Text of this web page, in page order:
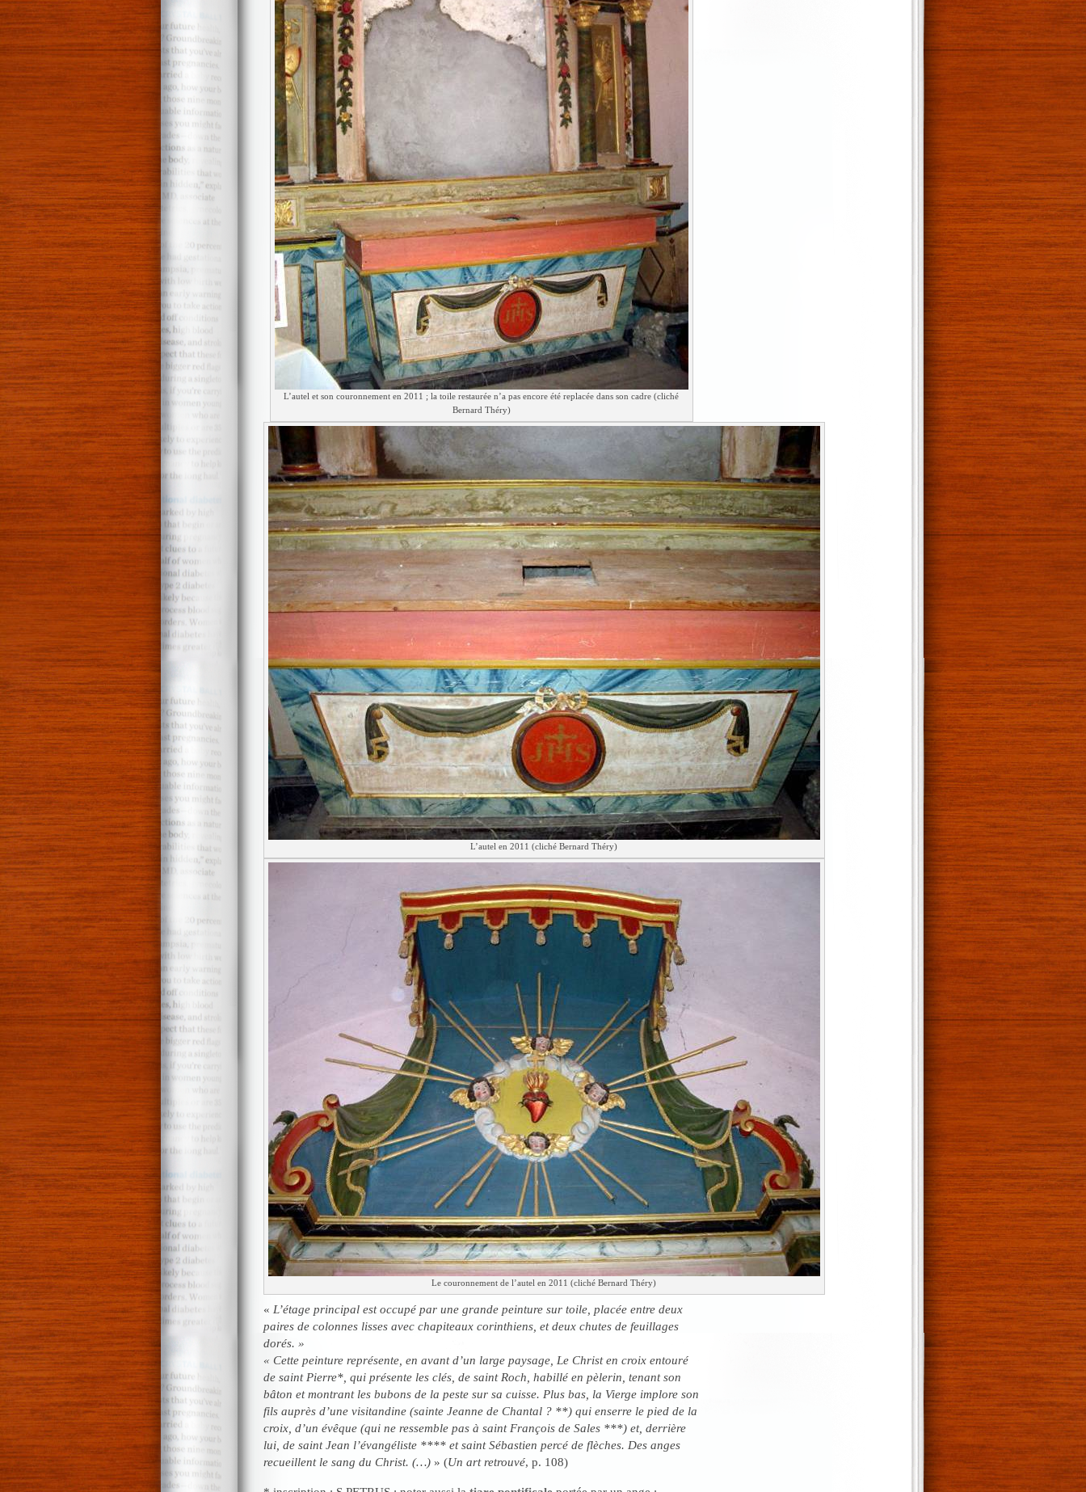
L’autel et son couronnement en 2011 ; la toile restaurée n’a pas encore été replacée dans son cadre (cliché
Bernard Théry)
L’autel en 2011 (cliché Bernard Théry)
Le couronnement de l’autel en 2011 (cliché Bernard Théry)
« L’étage principal est occupé par une grande peinture sur toile, placée entre deux
paires de colonnes lisses avec chapiteaux corinthiens, et deux chutes de feuillages
dorés. »
« Cette peinture représente, en avant d’un large paysage, Le Christ en croix entouré
de saint Pierre*, qui présente les clés, de saint Roch, habillé en pèlerin, tenant son
bâton et montrant les bubons de la peste sur sa cuisse. Plus bas, la Vierge implore son
fils auprès d’une visitandine (sainte Jeanne de Chantal ? **) qui enserre le pied de la
croix, d’un évêque (qui ne ressemble pas à saint François de Sales ***) et, derrière
lui, de saint Jean l’évangéliste **** et saint Sébastien percé de flèches. Des anges
recueillent le sang du Christ. (…)» (Un art retrouvé, p. 108)